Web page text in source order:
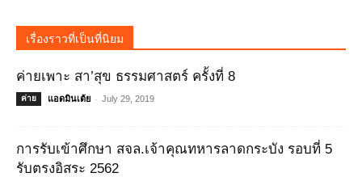
เรื่องราวที่เป็นที่นิยม
ค่ายเพาะ สา’สุข ธรรมศาสตร์ ครั้งที่ 8
ค่าย แอดมินเต้ย - July 29, 2019
การรับเข้าศึกษา สจล.เจ้าคุณทหารลาดกระบัง รอบที่ 5
รับตรงอิสระ 2562